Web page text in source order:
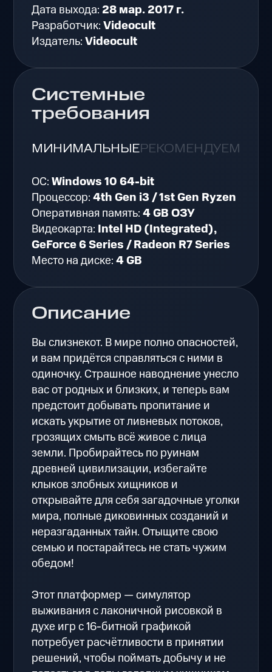
Описание
Вы слизнекот. В мире полно опасностей,
и вам придётся справляться с ними в
одиночку. Страшное наводнение унесло
вас от родных и близких, и теперь вам
предстоит добывать пропитание и
искать укрытие от ливневых потоков,
грозящих смыть всё живое с лица
земли. Пробирайтесь по руинам
древней цивилизации, избегайте
клыков злобных хищников и
открывайте для себя загадочные уголки
мира, полные диковинных созданий и
неразгаданных тайн. Отыщите свою
семью и постарайтесь не стать чужим
обедом!
Этот платформер — симулятор
выживания с лаконичной рисовкой в
духе игр с 16-битной графикой
потребует расчётливости в принятии
решений, чтобы поймать добычу и не
Дата выхода: 28 мар. 2017 г.
Разработчик:Videocult
Издатель:Videocult
Системные
требования
МИНИМАЛЬНЫЕРЕКОМЕНДУЕМЫЕ
ОС:Windows 10 64-bit
Процессор:4th Gen i3 / 1st Gen Ryzen
Оперативная память:4 GB ОЗУ
Видеокарта: Intel HD (Integrated),
GeForce 6 Series / Radeon R7 Series
Место на диске:4 GB